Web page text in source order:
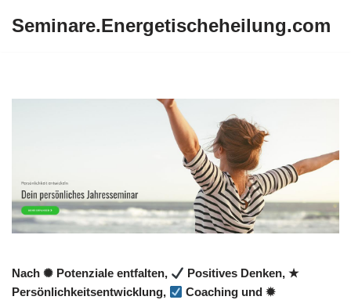
Seminare.Energetischeheilung.com
Nach ✺ Potenziale entfalten,
Positives Denken, ★
Persönlichkeitsentwicklung,
Coaching und ✹